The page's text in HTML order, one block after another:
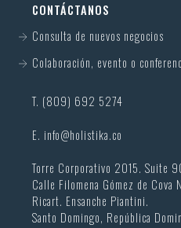
CONTÁCTANOS
Consulta de nuevos negocios
Colaboración, evento o
T. (809) 692 5274
E. info@holistika.co
Torre Corporativo 2015. Suite
Calle Filomena Gómez de Cova
Ricart. Ensanche Piantini.
Santo Domingo, República